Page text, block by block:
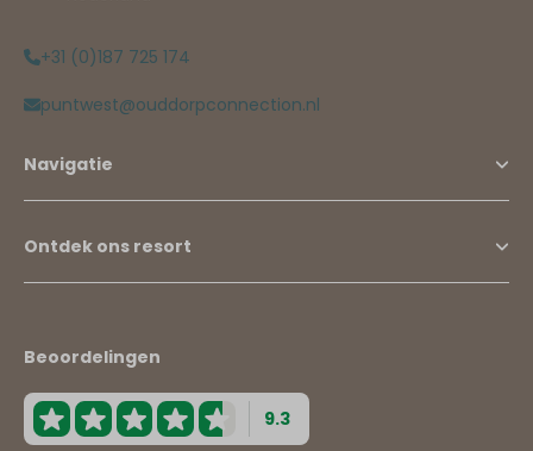
+31 (0)187 725 174
puntwest@ouddorpconnection.nl
Navigatie
Ontdek ons resort
Beoordelingen
9.3